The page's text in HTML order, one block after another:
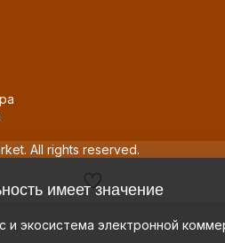
All rights reserved.
имеет значение
и экосистема электронной